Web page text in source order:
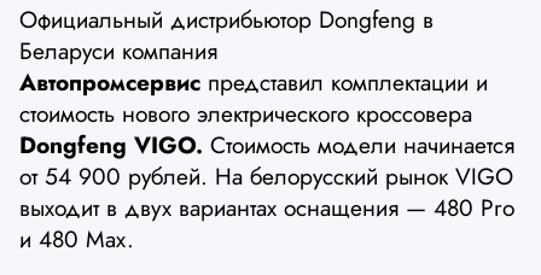
Официальный дистрибьютор Dongfeng в
Беларуси компания
Автопромсервис представил комплектации и
стоимость нового электрического кроссовера
Dongfeng VIGO. Стоимость модели начинается
от 54 900 рублей. На белорусский рынок VIGO
выходит в двух вариантах оснащения — 480 Pro
и 480 Max.